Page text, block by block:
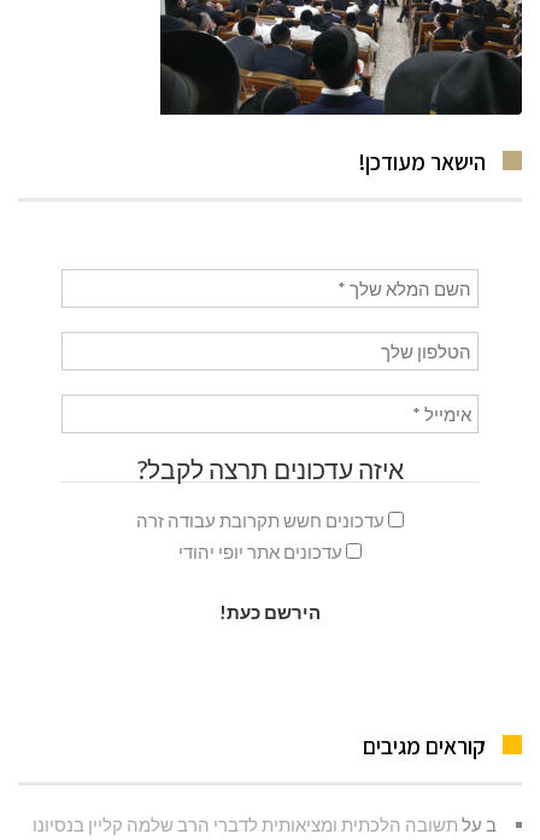
הישאר מעודכן!
איזה עדכונים תרצה לקבל?
עדכונים חשש תקרובת עבודה זרה
עדכונים אתר יופי יהודי
קוראים מגיבים
ב על תשובה הלכתית ומציאותית לדברי הרב שלמה קליין בנסיונו